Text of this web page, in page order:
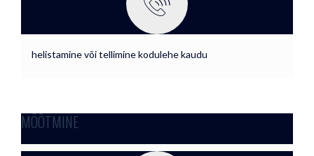
helistamine või tellimine kodulehe kaudu
MÕÕTMINE